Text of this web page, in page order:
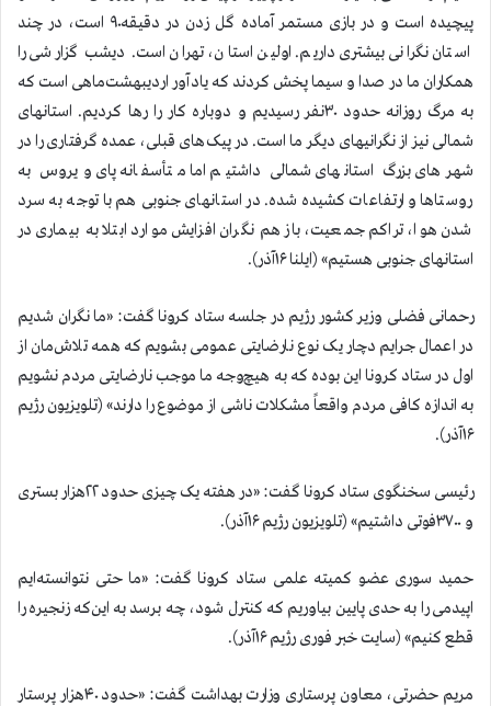
پیچیده است و در بازی مستمر آماده گل زدن در دقیقه۹۰ است، در چند
استان نگرانی بیشتری داریم. اولین استان، تهران است. دیشب گزارشی را
همکاران ما در صدا و سیما پخش کردند که یادآور اردیبهشت‌ماهی است که
به مرگ روزانه حدود ۳۰نفر رسیدیم و دوباره کار را رها کردیم. استانهای
شمالی نیز از نگرانیهای دیگر ما است. در پیک‌های قبلی، عمده گرفتاری را در
شهرهای بزرگ استانهای شمالی داشتیم اما متأسفانه پای ویروس به
روستاها و ارتفاعات کشیده شده. در استانهای جنوبی هم با توجه به سرد
شدن هوا، تراکم جمعیت، باز هم نگران افزایش موارد ابتلا به بیماری در
استانهای جنوبی هستیم» (ایلنا ۱۶آذر).
رحمانی فضلی وزیر کشور رژیم در جلسه ستاد کرونا گفت: «ما نگران شدیم
در اعمال جرایم دچار یک نوع نارضایتی عمومی بشویم که همه تلاش‌مان از
اول در ستاد کرونا این بوده که به هیچ‌وجه ما موجب نارضایتی مردم نشویم
به اندازه کافی مردم واقعاً مشکلات ناشی از موضوع را دارند» (تلویزیون رژیم
۱۶آذر).
رئیسی سخنگوی ستاد کرونا گفت: «در هفته یک چیزی حدود ۲۲هزار بستری
و ۳۷۰۰فوتی داشتیم» (تلویزیون رژیم ۱۶آذر).
حمید سوری عضو کمیته علمی ستاد کرونا گفت: «ما حتی نتوانسته‌ایم
اپیدمی را به حدی پایین بیاوریم که کنترل شود، چه برسد به این‌که زنجیره را
قطع کنیم» (سایت خبر فوری رژیم ۱۶آذر).
مریم حضرتی، معاون پرستاری وزارت بهداشت گفت: «حدود ۴۰هزار پرستار